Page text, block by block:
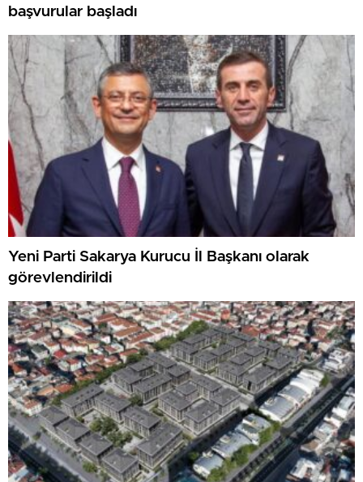
başvurular başladı
Yeni Parti Sakarya Kurucu İl Başkanı olarak
görevlendirildi